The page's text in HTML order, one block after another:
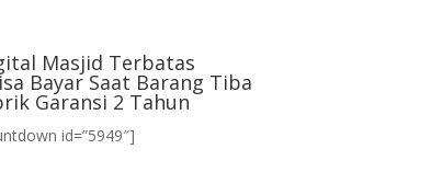
Masjid Terbatas
Bayar Saat Barang Tiba
Garansi 2 Tahun
id=”5949″]